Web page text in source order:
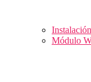
Módulo